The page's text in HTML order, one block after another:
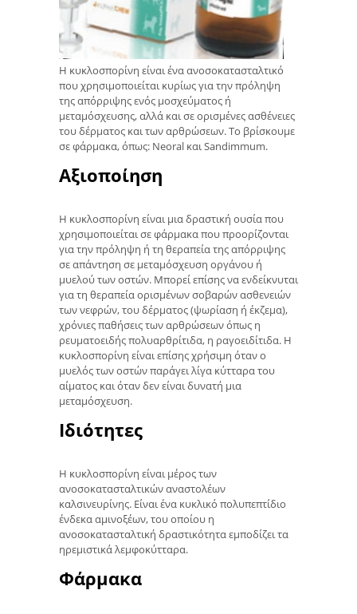
Η κυκλοσπορίνη είναι ένα ανοσοκατασταλτικό
που χρησιμοποιείται κυρίως για την πρόληψη
της απόρριψης ενός μοσχεύματος ή
μεταμόσχευσης, αλλά και σε ορισμένες ασθένειες
του δέρματος και των αρθρώσεων. Το βρίσκουμε
σε φάρμακα, όπως: Neoral και Sandimmum.
Αξιοποίηση
Η κυκλοσπορίνη είναι μια δραστική ουσία που
χρησιμοποιείται σε φάρμακα που προορίζονται
για την πρόληψη ή τη θεραπεία της απόρριψης
σε απάντηση σε μεταμόσχευση οργάνου ή
μυελού των οστών. Μπορεί επίσης να ενδείκνυται
για τη θεραπεία ορισμένων σοβαρών ασθενειών
των νεφρών, του δέρματος (ψωρίαση ή έκζεμα),
χρόνιες παθήσεις των αρθρώσεων όπως η
ρευματοειδής πολυαρθρίτιδα, η ραγοειδίτιδα. Η
κυκλοσπορίνη είναι επίσης χρήσιμη όταν ο
μυελός των οστών παράγει λίγα κύτταρα του
αίματος και όταν δεν είναι δυνατή μια
μεταμόσχευση.
Ιδιότητες
Η κυκλοσπορίνη είναι μέρος των
ανοσοκατασταλτικών αναστολέων
καλσινευρίνης. Είναι ένα κυκλικό πολυπεπτίδιο
ένδεκα αμινοξέων, του οποίου η
ανοσοκατασταλτική δραστικότητα εμποδίζει τα
ηρεμιστικά λεμφοκύτταρα.
Φάρμακα